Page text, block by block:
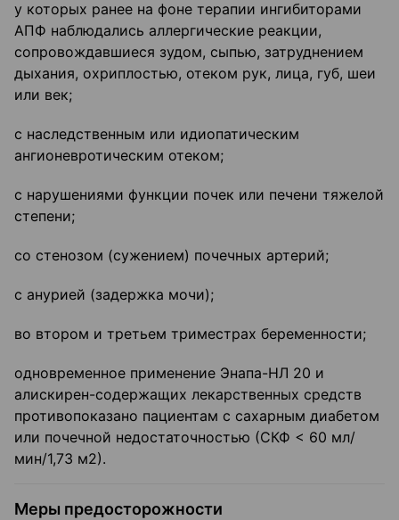
у которых ранее на фоне терапии ингибиторами
АПФ наблюдались аллергические реакции,
сопровождавшиеся зудом, сыпью, затруднением
дыхания, охриплостью, отеком рук, лица, губ, шеи
или век;
с наследственным или идиопатическим
ангионевротическим отеком;
с нарушениями функции почек или печени тяжелой
степени;
со стенозом (сужением) почечных артерий;
с анурией (задержка мочи);
во втором и третьем триместрах беременности;
одновременное применение Энапа-НЛ 20 и
алискирен-содержащих лекарственных средств
противопоказано пациентам с сахарным диабетом
или почечной недостаточностью (СКФ < 60 мл/
мин/1,73 м2).
Меры предосторожности